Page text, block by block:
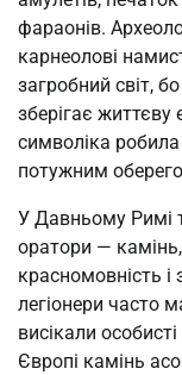
фараонів.
карнеолові
загробний світ,
зберігає життєву
символіка
потужним
У Давньому Римі
оратори — камінь,
красномовність і
легіонери часто
висікали
Європі камінь